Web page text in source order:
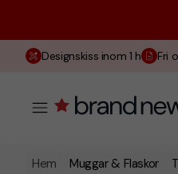
Designskiss inom 1 h Fri
Hem Muggar & Flaskor